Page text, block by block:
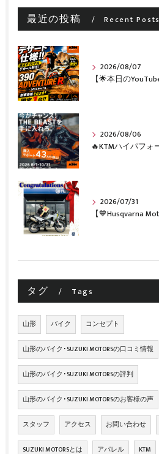
最近の投稿 Recent Posts
2026/08/07
2026/08/06
2026/07/31
タグ Tags
山形 バイク コンセプト
山形のバイク･SUZUKI MOTORSの口コミ情報
山形のバイク･SUZUKI MOTORSの評判
山形のバイク･SUZUKI MOTORSのお客様の声
スタッフ アクセス お問い合わせ
SUZUKI MOTORSとは アパレル KTM